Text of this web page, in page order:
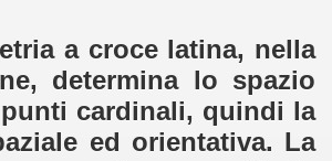
a croce latina, nella
determina lo spazio
cardinali, quindi la
ed orientativa. La